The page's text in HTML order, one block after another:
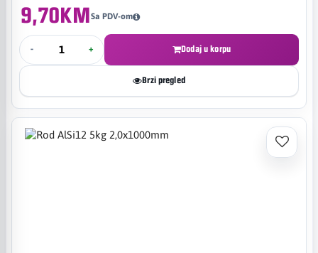
9,70KMSa PDV-om
- + Dodaj u korpu
Brzi pregled